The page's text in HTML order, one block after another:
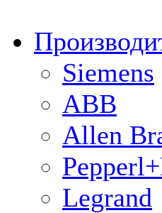
Siemens
ABB
Allen
Legrand